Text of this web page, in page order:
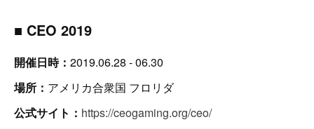
■ CEO 2019
開催日時： 2019.06.28 - 06.30
場所： アメリカ合衆国 フロリダ
公式サイト： https://ceogaming.org/ceo/